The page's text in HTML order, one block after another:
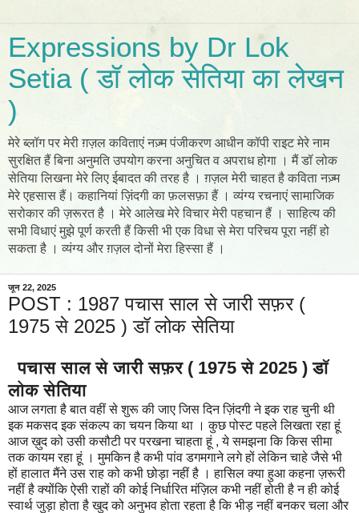
Expressions by Dr Lok
Setia ( डॉ लोक सेतिया का लेखन
)
मेरे ब्लॉग पर मेरी ग़ज़ल कविताएं नज़्म पंजीकरण आधीन कॉपी राइट मेरे नाम
सुरक्षित हैं बिना अनुमति उपयोग करना अनुचित व अपराध होगा । मैं डॉ लोक
सेतिया लिखना मेरे लिए ईबादत की तरह है । ग़ज़ल मेरी चाहत है कविता नज़्म
मेरे एहसास हैं। कहानियां ज़िंदगी का फ़लसफ़ा हैं । व्यंग्य रचनाएं सामाजिक
सरोकार की ज़रूरत है । मेरे आलेख मेरे विचार मेरी पहचान हैं । साहित्य की
सभी विधाएं मुझे पूर्ण करती हैं किसी भी एक विधा से मेरा परिचय पूरा नहीं हो
सकता है । व्यंग्य और ग़ज़ल दोनों मेरा हिस्सा हैं ।
जून 22, 2025
POST : 1987 पचास साल से जारी सफ़र (
1975 से 2025 ) डॉ लोक सेतिया
पचास साल से जारी सफ़र ( 1975 से 2025 ) डॉ
लोक सेतिया
आज लगता है बात वहीं से शुरू की जाए जिस दिन ज़िंदगी ने इक राह चुनी थी
इक मकसद इक संकल्प का चयन किया था । कुछ पोस्ट पहले लिखता रहा हूं
आज ख़ुद को उसी कसौटी पर परखना चाहता हूं , ये समझना कि किस सीमा
तक कायम रहा हूं । मुमकिन है कभी पांव डगमगाने लगे हों लेकिन चाहे जैसे भी
हों हालात मैंने उस राह को कभी छोड़ा नहीं है । हासिल क्या हुआ कहना ज़रूरी
नहीं है क्योंकि ऐसी राहों की कोई निर्धारित मंज़िल कभी नहीं होती है न ही कोई
स्वार्थ जुड़ा होता है खुद को अनुभव होता रहता है कि भीड़ नहीं बनकर चला और